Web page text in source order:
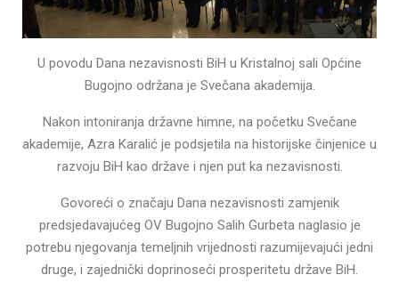
U povodu Dana nezavisnosti BiH u Kristalnoj sali Općine
Bugojno održana je Svečana akademija.
Nakon intoniranja državne himne, na početku Svečane
akademije, Azra Karalić je podsjetila na historijske činjenice u
razvoju BiH kao države i njen put ka nezavisnosti.
Govoreći o značaju Dana nezavisnosti zamjenik
predsjedavajućeg OV Bugojno Salih Gurbeta naglasio je
potrebu njegovanja temeljnih vrijednosti razumijevajući jedni
druge, i zajednički doprinoseći prosperitetu države BiH.